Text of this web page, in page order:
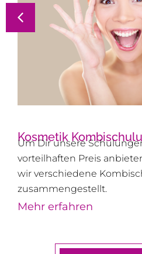
Kosmetik
Um Dir unsere
vorteilhaften Preis
wir verschiedene
zusammengestellt.
Mehr erfahren